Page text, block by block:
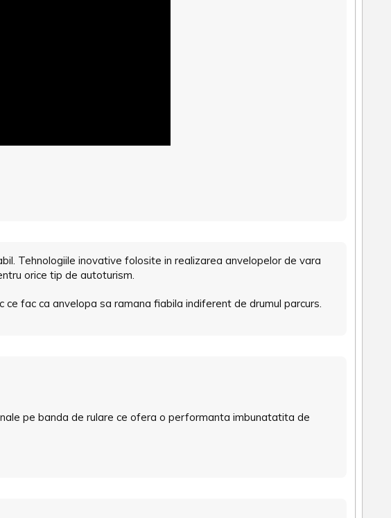
Tehnologiile inovative folosite in realizarea anvelopelor de vara
orice tip de autoturism.
fac ca anvelopa sa ramana fiabila indiferent de drumul parcurs.
pe banda de rulare ce ofera o performanta imbunatatita de